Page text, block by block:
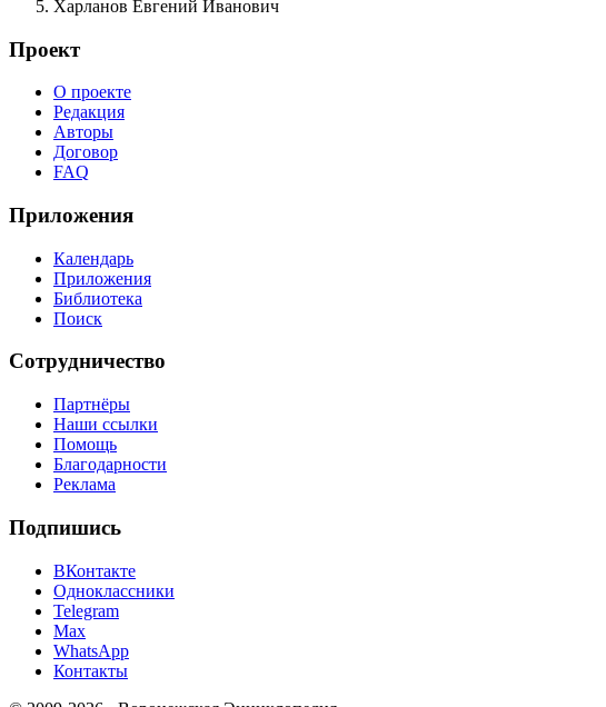
Харланов Евгений Иванович
Проект
О проекте
Редакция
Авторы
Договор
FAQ
Приложения
Календарь
Приложения
Библиотека
Поиск
Сотрудничество
Партнёры
Наши ссылки
Помощь
Благодарности
Реклама
Подпишись
ВКонтакте
Одноклассники
Telegram
Max
WhatsApp
Контакты